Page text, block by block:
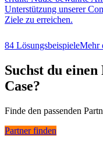
Unterstützung unserer
Ziele zu erreichen.
84 LösungsbeispieleMehr
Suchst du
Case?
Finde den passenden
Partner finden